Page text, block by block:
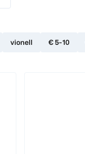
vionell € 5-10